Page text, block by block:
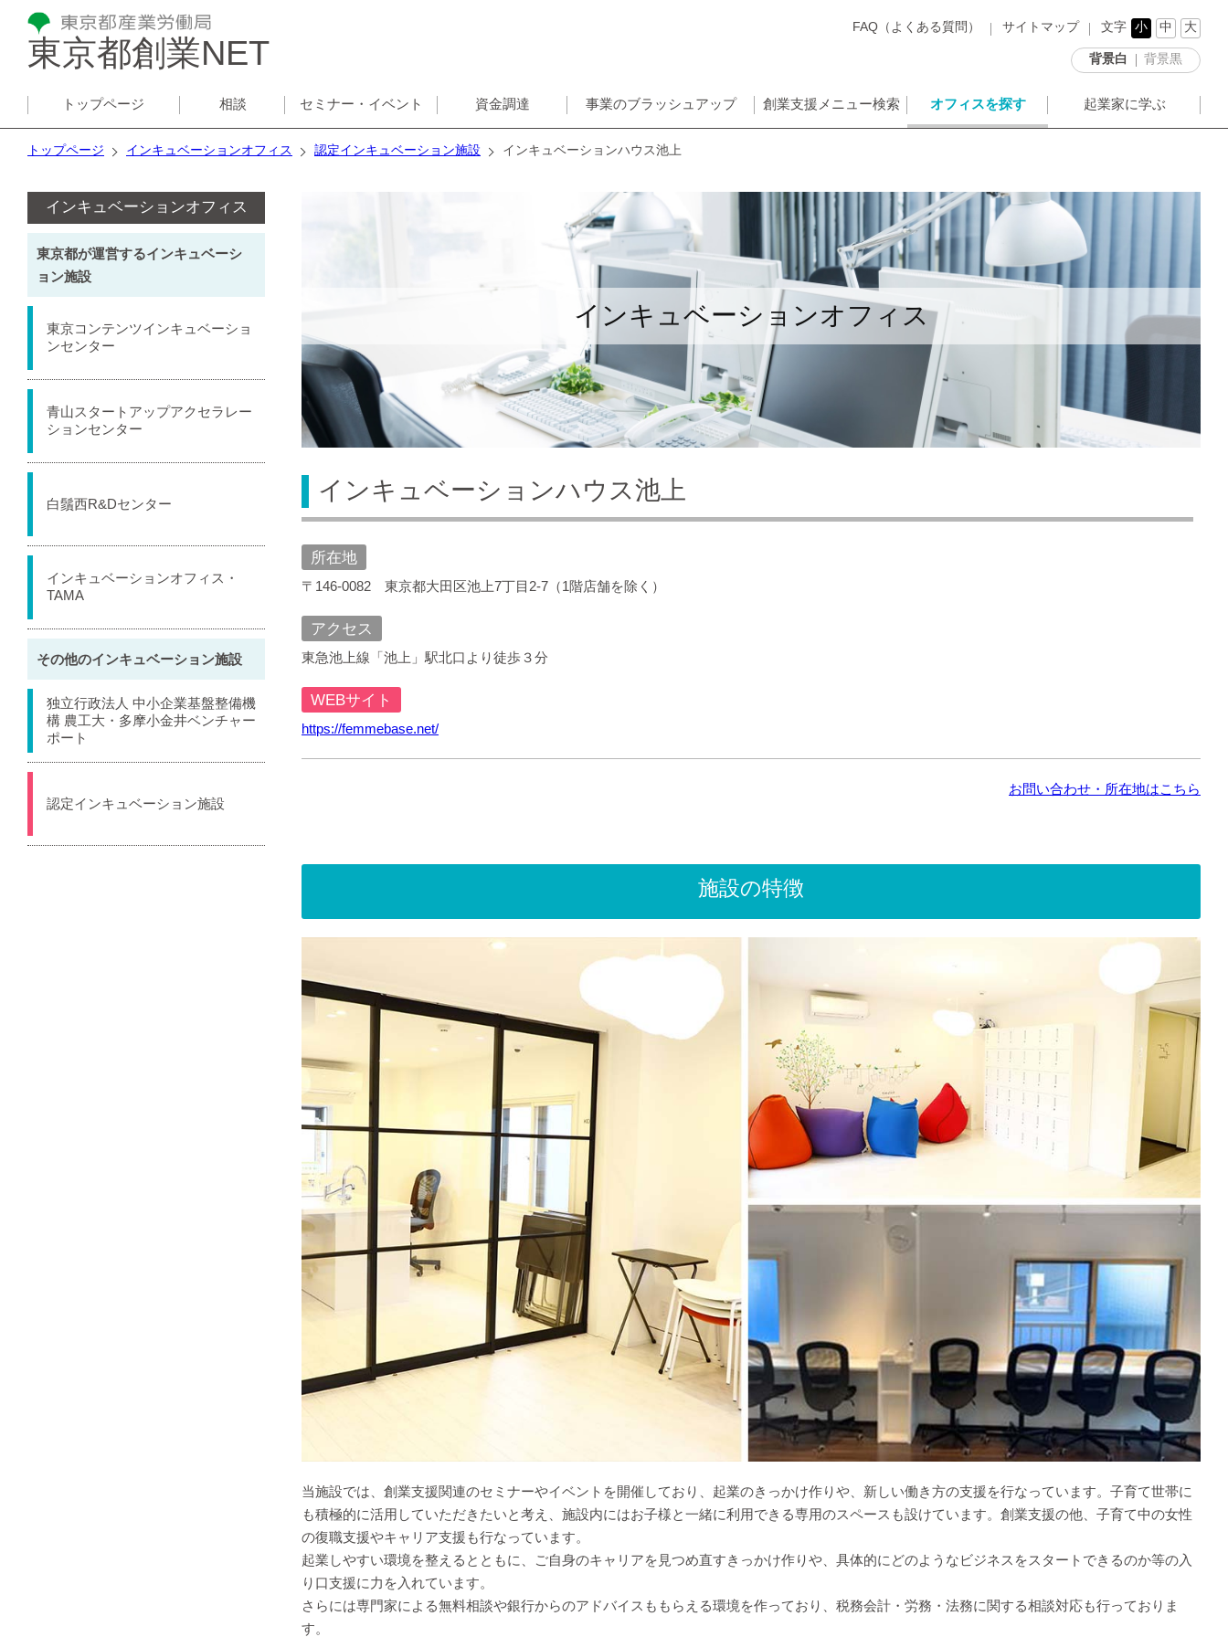
東京都創業NET
FAQ（よくある質問） サイトマップ 文字 小 中 大
背景白 背景黒
トップページ 相談 セミナー・イベント 資金調達 事業のブラッシュアップ 創業支援メニュー検索 オフィスを探す 起業家に学ぶ
トップページ インキュベーションオフィス 認定インキュベーション施設 インキュベーションハウス池上
インキュベーションオフィス
インキュベーションハウス池上
所在地
〒146-0082 東京都大田区池上7丁目2-7（1階店舗を除く）
アクセス
東急池上線「池上」駅北口より徒歩３分
WEBサイト
https://femmebase.net/
お問い合わせ・所在地はこちら
施設の特徴
当施設では、創業支援関連のセミナーやイベントを開催しており、起業のきっかけ作りや、新しい働き方の支援を行なっています。子育て世帯に
も積極的に活用していただきたいと考え、施設内にはお子様と一緒に利用できる専用のスペースも設けています。創業支援の他、子育て中の女性
の復職支援やキャリア支援も行なっています。
起業しやすい環境を整えるとともに、ご自身のキャリアを見つめ直すきっかけ作りや、具体的にどのようなビジネスをスタートできるのか等の入
り口支援に力を入れています。
さらには専門家による無料相談や銀行からのアドバイスももらえる環境を作っており、税務会計・労務・法務に関する相談対応も行っておりま
す。
インキュベーションオフィス
東京都が運営するインキュベーシ
ョン施設
東京コンテンツインキュベーショ
ンセンター
青山スタートアップアクセラレー
ションセンター
白鬚西R&Dセンター
インキュベーションオフィス・
TAMA
その他のインキュベーション施設
独立行政法人 中小企業基盤整備機
構 農工大・多摩小金井ベンチャー
ポート
認定インキュベーション施設